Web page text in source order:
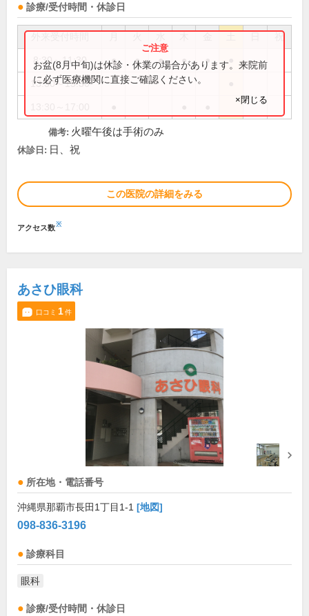
診療/受付時間・休診日
祝
8:30～11:30 ● ● ● ● ●
13:30～15:30
お盆(8月中旬)は休診・休業の場合があります。来院前
に必ず医療機関に直接ご確認ください。
×閉じる
備考: 火曜午後は手術のみ
休診日: 日、祝
この医院の詳細をみる
アクセス数※
あさひ眼科
口コミ 1件
所在地・電話番号
沖縄県那覇市長田1丁目1-1 [地図]
098-836-3196
診療科目
眼科
診療/受付時間・休診日